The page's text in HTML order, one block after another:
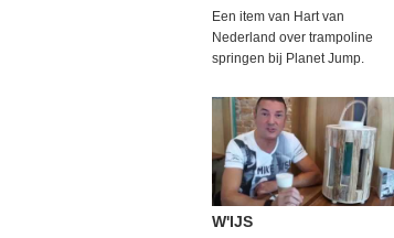
Een item van Hart van
Nederland over trampoline
springen bij Planet Jump.
W'IJS